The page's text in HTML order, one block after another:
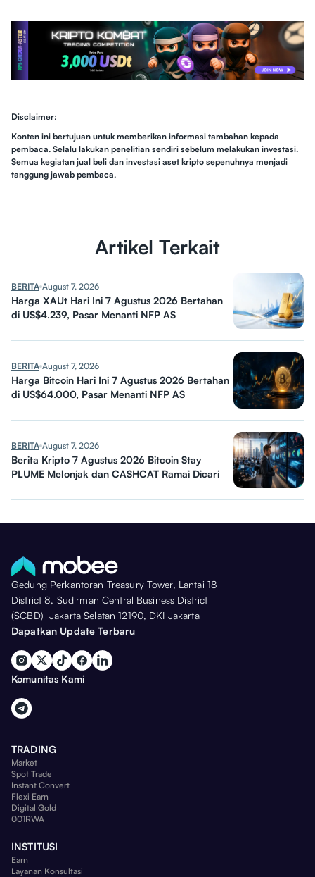
Disclaimer:
Konten ini bertujuan untuk memberikan informasi tambahan kepada
pembaca. Selalu lakukan penelitian sendiri sebelum melakukan investasi.
Semua kegiatan jual beli dan investasi aset kripto sepenuhnya menjadi
tanggung jawab pembaca.
Artikel Terkait
BERITA August 7, 2026
Harga XAUt Hari Ini 7 Agustus 2026 Bertahan
di US$4.239, Pasar Menanti NFP AS
BERITA August 7, 2026
Harga Bitcoin Hari Ini 7 Agustus 2026 Bertahan
di US$64.000, Pasar Menanti NFP AS
BERITA August 7, 2026
Berita Kripto 7 Agustus 2026 Bitcoin Stay
PLUME Melonjak dan CASHCAT Ramai Dicari
Gedung Perkantoran Treasury Tower, Lantai 18
District 8, Sudirman Central Business District
(SCBD) Jakarta Selatan 12190, DKI Jakarta
Dapatkan Update Terbaru
Komunitas Kami
TRADING
Market
Spot Trade
Instant Convert
Flexi Earn
Digital Gold
001RWA
INSTITUSI
Earn
Layanan Konsultasi